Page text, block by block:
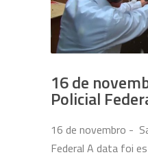
16 de
Policial
16 de novembro -
Federal A data foi